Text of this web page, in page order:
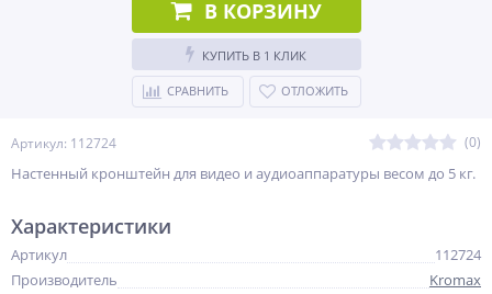
Артикул: 112724 (0)
Настенный кронштейн для видео и аудиоаппаратуры весом до 5 кг.
В КОРЗИНУ
КУПИТЬ В 1 КЛИК
СРАВНИТЬ ОТЛОЖИТЬ
Характеристики
Артикул
112724
Производитель
Kromax